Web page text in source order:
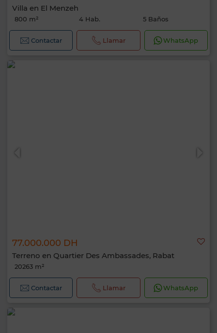
Villa en El Menzeh
800 m² 4 Hab. 5 Baños
Contactar Llamar WhatsApp
77.000.000 DH
Terreno en Quartier Des Ambassades, Rabat
20263 m²
Contactar Llamar WhatsApp